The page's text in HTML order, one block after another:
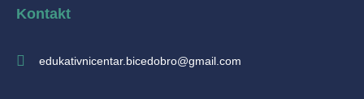
Kontakt
edukativnicentar.bicedobro@gmail.com